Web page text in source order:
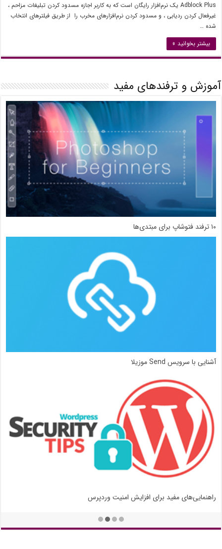
Adblock Plus یک نرم‌افزار رایگان است که به کاربر اجازه مسدود کردن تبلیغات مزاحم ،
غیرفعال کردن ردیابی ، و مسدود کردن نرم‌افزارهای مخرب را از طریق فیلترهای انتخاب
شده …
بیشتر بخوانید »
آموزش و ترفندهای مفید
۱۰ ترفند فتوشاپ برای مبتدی‌ها
آشنایی با سرویس Send موزیلا
راهنمایی‌های مفید برای افزایش امنیت وردپرس